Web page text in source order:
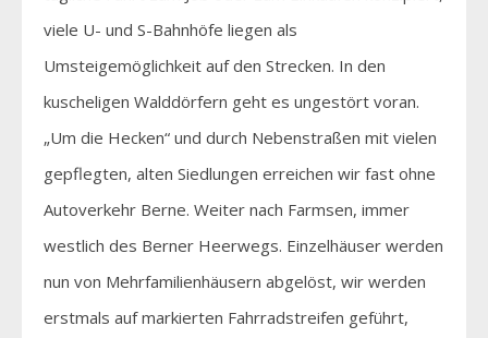
viele U- und S-Bahnhöfe liegen als
Umsteigemöglichkeit auf den Strecken. In den
kuscheligen Walddörfern geht es ungestört voran.
„Um die Hecken“ und durch Nebenstraßen mit vielen
gepflegten, alten Siedlungen erreichen wir fast ohne
Autoverkehr Berne. Weiter nach Farmsen, immer
westlich des Berner Heerwegs. Einzelhäuser werden
nun von Mehrfamilienhäusern abgelöst, wir werden
erstmals auf markierten Fahrradstreifen geführt,